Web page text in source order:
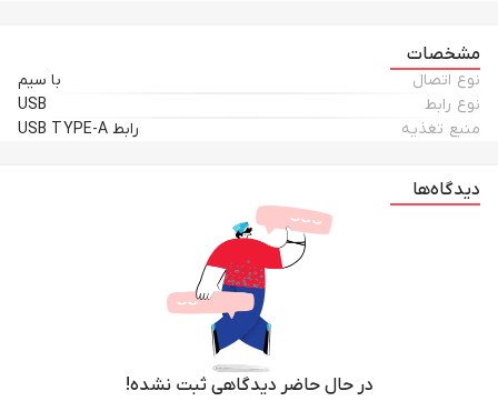
مشخصات
نوع اتصال
با سیم
نوع رابط
USB
منبع تغذیه
رابط USB TYPE-A
دیدگاه‌ها
در حال حاضر دیدگاهی ثبت نشده!